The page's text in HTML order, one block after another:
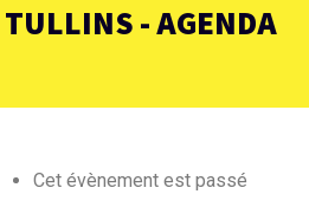
- AGENDA
Cet évènement est passé